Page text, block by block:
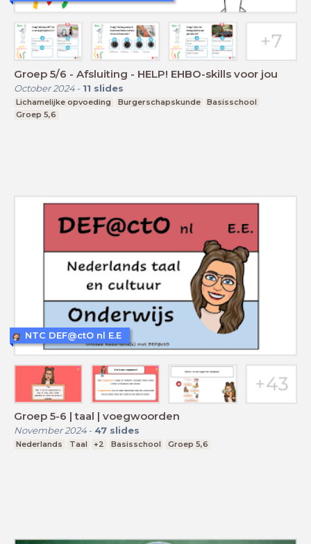
Groep 5/6 - Afsluiting - HELP! EHBO-skills voor jou
October 2024- 11 slides
Lichamelijke opvoeding Burgerschapskunde
Basisschool
Groep 5,6
Groep 5-6 | taal | voegwoorden
November 2024- 47 slides
Nederlands Taal +2 Basisschool Groep 5,6
NTC DEF@ctO nl E.E